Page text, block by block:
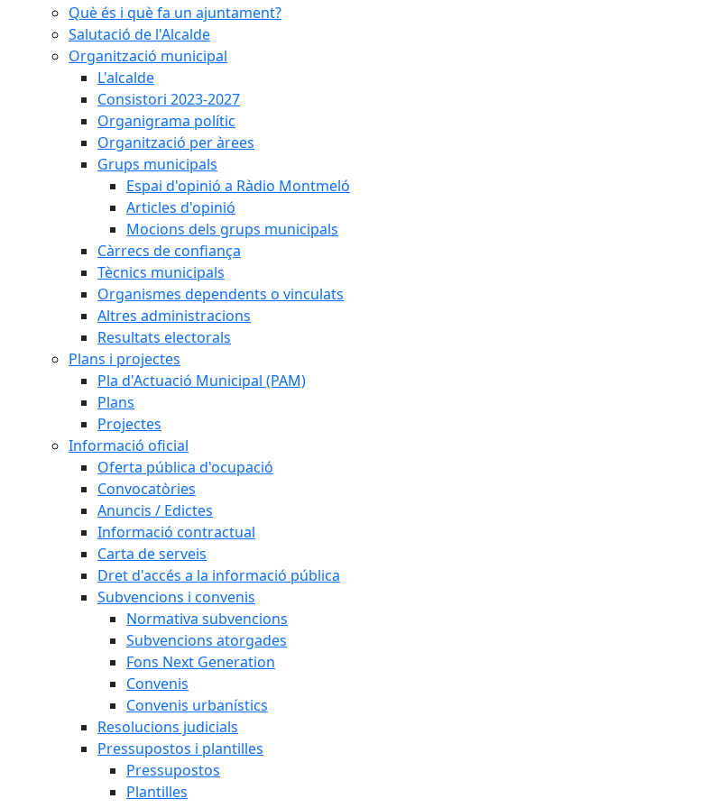
Què és i què fa un ajuntament?
Salutació de l'Alcalde
Organització municipal
L'alcalde
Consistori 2023-2027
Organigrama polític
Organització per àrees
Grups municipals
Espai d'opinió a Ràdio Montmeló
Articles d'opinió
Mocions dels grups municipals
Càrrecs de confiança
Tècnics municipals
Organismes dependents o vinculats
Altres administracions
Resultats electorals
Plans i projectes
Pla d'Actuació Municipal (PAM)
Plans
Projectes
Informació oficial
Oferta pública d'ocupació
Convocatòries
Anuncis / Edictes
Informació contractual
Carta de serveis
Dret d'accés a la informació pública
Subvencions i convenis
Normativa subvencions
Subvencions atorgades
Fons Next Generation
Convenis
Convenis urbanístics
Resolucions judicials
Pressupostos i plantilles
Pressupostos
Plantilles